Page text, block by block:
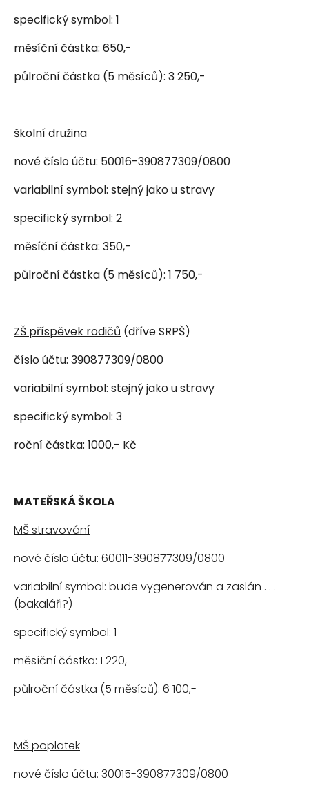
specifický symbol: 1
měsíční částka: 650,-
půlroční částka (5 měsíců): 3 250,-
školní družina
nové číslo účtu: 50016-390877309/0800
variabilní symbol: stejný jako u stravy
specifický symbol: 2
měsíční částka: 350,-
půlroční částka (5 měsíců): 1 750,-
ZŠ příspěvek rodičů (dříve SRPŠ)
číslo účtu: 390877309/0800
variabilní symbol: stejný jako u stravy
specifický symbol: 3
roční částka: 1000,- Kč
MATEŘSKÁ ŠKOLA
MŠ stravování
nové číslo účtu: 60011-390877309/0800
variabilní symbol: bude vygenerován a zaslán . . .
(bakaláři?)
specifický symbol: 1
měsíční částka: 1 220,-
půlroční částka (5 měsíců): 6 100,-
MŠ poplatek
nové číslo účtu: 30015-390877309/0800